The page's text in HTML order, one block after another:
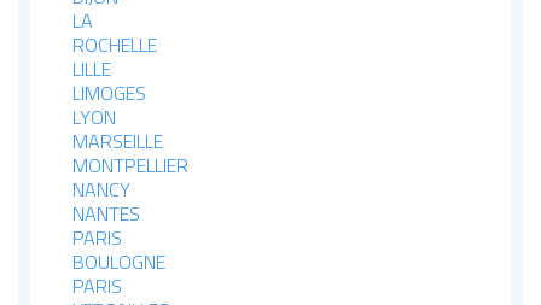
LA
ROCHELLE
LILLE
LIMOGES
LYON
MARSEILLE
MONTPELLIER
NANCY
NANTES
PARIS
BOULOGNE
PARIS